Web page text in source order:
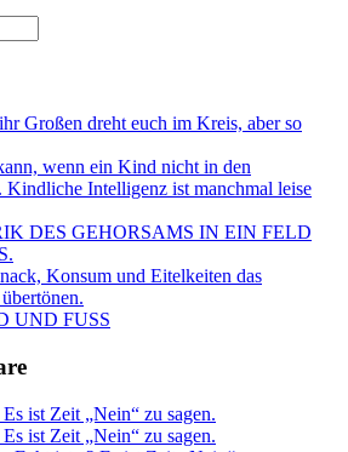
Großen dreht euch im Kreis, aber so
wenn ein Kind nicht in den
Intelligenz ist manchmal leise
DES GEHORSAMS IN EIN FELD
Konsum und Eitelkeiten das
UND FUSS
ist Zeit „Nein“ zu sagen.
ist Zeit „Nein“ zu sagen.